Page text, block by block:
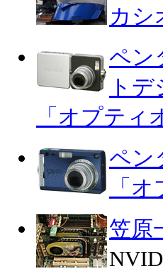
カシ
ペン
ト
「オプティ
ペン
「
笠原